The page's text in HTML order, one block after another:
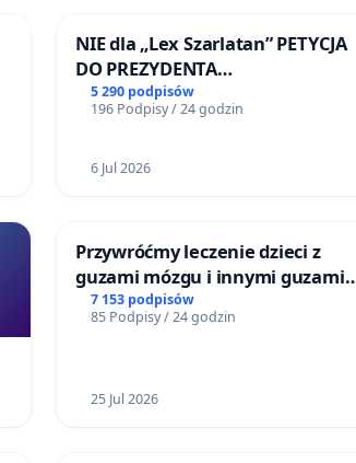
NIE dla „Lex Szarlatan” PETYCJA
DO PREZYDENTA
RZECZYPOSPOLITEJ POLSKIEJ
5 290 podpisów
196 Podpisy / 24 godzin
6 Jul 2026
Przywróćmy leczenie dzieci z
guzami mózgu i innymi guzami
litymi do Górnośląskiego
Centrum Zdrowia Dziecka w
7 153 podpisów
85 Podpisy / 24 godzin
25 Jul 2026